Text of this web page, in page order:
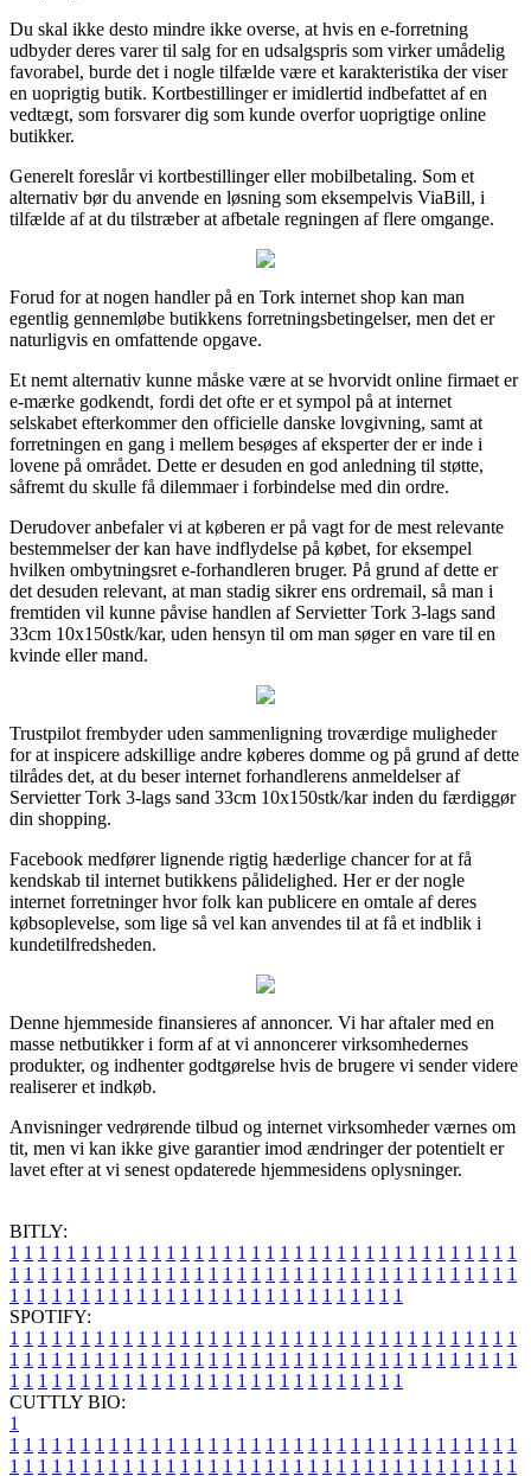
Du skal ikke desto mindre ikke overse, at hvis en e-forretning
udbyder deres varer til salg for en udsalgspris som virker umådelig
favorabel, burde det i nogle tilfælde være et karakteristika der viser
en uoprigtig butik. Kortbestillinger er imidlertid indbefattet af en
vedtægt, som forsvarer dig som kunde overfor uoprigtige online
butikker.
Generelt foreslår vi kortbestillinger eller mobilbetaling. Som et
alternativ bør du anvende en løsning som eksempelvis ViaBill, i
tilfælde af at du tilstræber at afbetale regningen af flere omgange.
Forud for at nogen handler på en Tork internet shop kan man
egentlig gennemløbe butikkens forretningsbetingelser, men det er
naturligvis en omfattende opgave.
Et nemt alternativ kunne måske være at se hvorvidt online firmaet er
e-mærke godkendt, fordi det ofte er et sympol på at internet
selskabet efterkommer den officielle danske lovgivning, samt at
forretningen en gang i mellem besøges af eksperter der er inde i
lovene på området. Dette er desuden en god anledning til støtte,
såfremt du skulle få dilemmaer i forbindelse med din ordre.
Derudover anbefaler vi at køberen er på vagt for de mest relevante
bestemmelser der kan have indflydelse på købet, for eksempel
hvilken ombytningsret e-forhandleren bruger. På grund af dette er
det desuden relevant, at man stadig sikrer ens ordremail, så man i
fremtiden vil kunne påvise handlen af Servietter Tork 3-lags sand
33cm 10x150stk/kar, uden hensyn til om man søger en vare til en
kvinde eller mand.
Trustpilot frembyder uden sammenligning troværdige muligheder
for at inspicere adskillige andre køberes domme og på grund af dette
tilrådes det, at du beser internet forhandlerens anmeldelser af
Servietter Tork 3-lags sand 33cm 10x150stk/kar inden du færdiggør
din shopping.
Facebook medfører lignende rigtig hæderlige chancer for at få
kendskab til internet butikkens pålidelighed. Her er der nogle
internet forretninger hvor folk kan publicere en omtale af deres
købsoplevelse, som lige så vel kan anvendes til at få et indblik i
kundetilfredsheden.
Denne hjemmeside finansieres af annoncer. Vi har aftaler med en
masse netbutikker i form af at vi annoncerer virksomhedernes
produkter, og indhenter godtgørelse hvis de brugere vi sender videre
realiserer et indkøb.
Anvisninger vedrørende tilbud og internet virksomheder værnes om
tit, men vi kan ikke give garantier imod ændringer der potentielt er
lavet efter at vi senest opdaterede hjemmesidens oplysninger.
BITLY:
1 1 1 1 1 1 1 1 1 1 1 1 1 1 1 1 1 1 1 1 1 1 1 1 1 1 1 1 1 1 1 1 1 1 1 1
1 1 1 1 1 1 1 1 1 1 1 1 1 1 1 1 1 1 1 1 1 1 1 1 1 1 1 1 1 1 1 1 1 1 1 1
1 1 1 1 1 1 1 1 1 1 1 1 1 1 1 1 1 1 1 1 1 1 1 1 1 1 1 1
SPOTIFY:
1 1 1 1 1 1 1 1 1 1 1 1 1 1 1 1 1 1 1 1 1 1 1 1 1 1 1 1 1 1 1 1 1 1 1 1
1 1 1 1 1 1 1 1 1 1 1 1 1 1 1 1 1 1 1 1 1 1 1 1 1 1 1 1 1 1 1 1 1 1 1 1
1 1 1 1 1 1 1 1 1 1 1 1 1 1 1 1 1 1 1 1 1 1 1 1 1 1 1 1
CUTTLY BIO:
1
1 1 1 1 1 1 1 1 1 1 1 1 1 1 1 1 1 1 1 1 1 1 1 1 1 1 1 1 1 1 1 1 1 1 1 1
1 1 1 1 1 1 1 1 1 1 1 1 1 1 1 1 1 1 1 1 1 1 1 1 1 1 1 1 1 1 1 1 1 1 1 1